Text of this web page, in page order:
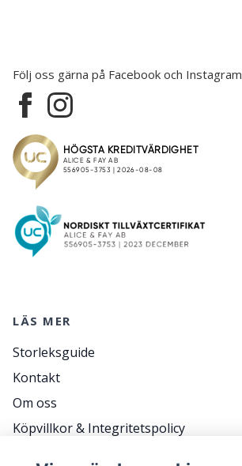
Följ oss gärna på Facebook och Instagram
LÄS MER
Storleksguide
Kontakt
Om oss
Köpvillkor & Integritetspolicy